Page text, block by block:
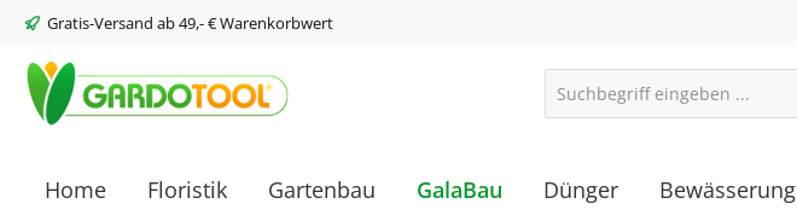
Zur Hauptnavigation springen
Gratis-Versand ab 49,- € Warenkorbwert
Home Floristik Gartenbau GalaBau Dünger Bewässerung